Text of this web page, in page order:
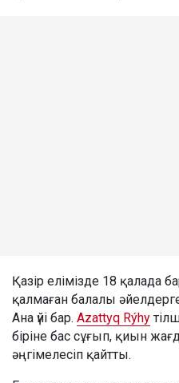
Қазір елімізде 18 қалада
қалмаған балалы
Ана үйі бар. Azattyq Rýhy
біріне бас сұғып, қиын
әңгімелесіп қайтты.